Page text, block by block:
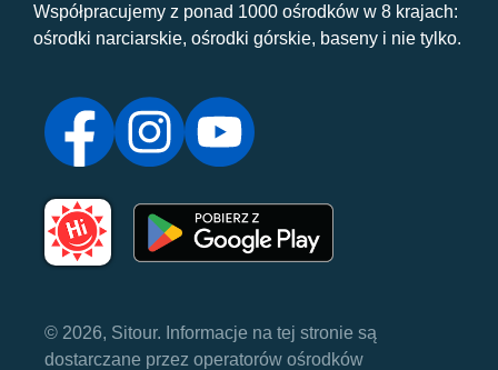
Współpracujemy z ponad 1000 ośrodków w 8 krajach:
ośrodki narciarskie, ośrodki górskie, baseny i nie tylko.
© 2026, Sitour. Informacje na tej stronie są
dostarczane przez operatorów ośrodków